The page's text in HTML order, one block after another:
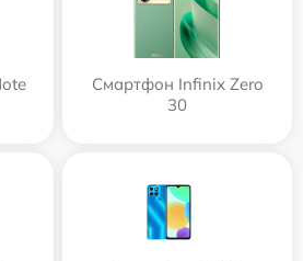
Смартфон Infinix Zero
30